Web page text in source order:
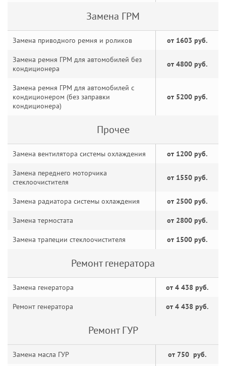
Замена ГРМ
Замена приводного ремня и роликов от 1603 руб.
Замена ремня ГРМ для автомобилей без
кондиционера
от 4800 руб.
Замена ремня ГРМ для автомобилей с
кондиционером (без заправки
кондиционера)
от 5200 руб.
Прочее
Замена вентилятора системы охлаждения от 1200 руб.
Замена переднего моторчика
стеклоочистителя
от 1550 руб.
Замена радиатора системы охлаждения от 2500 руб.
Замена термостата от 2800 руб.
Замена трапеции стеклоочистителя от 1500 руб.
Ремонт генератора
Замена генератора от 4 438 руб.
Ремонт генератора от 4 438 руб.
Ремонт ГУР
Замена масла ГУР от 750 руб.